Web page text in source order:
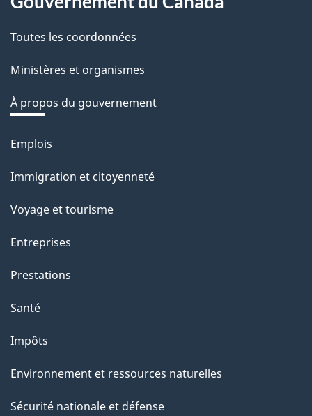
t
r
r
é
t
r
a
c
i
o
s
u
c
e
this
site
Toutes les coordonnées
Ministères et organismes
À propos du gouvernement
Thèmes
sujets
Emplois
Immigration et citoyenneté
Voyage et tourisme
Entreprises
Prestations
Santé
Impôts
Environnement et ressources naturelles
Sécurité nationale et défense